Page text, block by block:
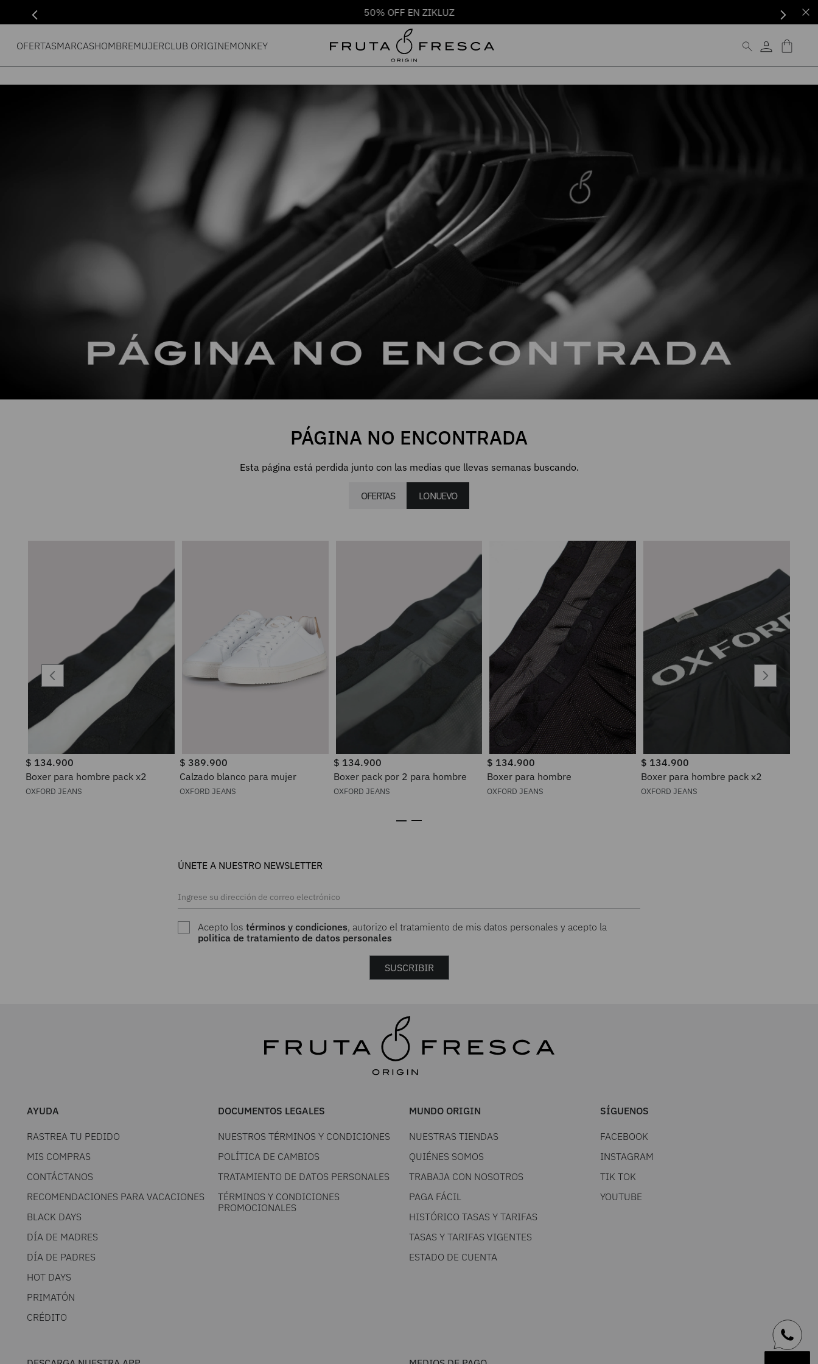
50% OFF EN ZIKLUZ
OFERTASMARCASHOMBREMUJERCLUB ORIGINEMONKEY
PÁGINA NO ENCONTRADA
Esta página está perdida junto con las medias que llevas semanas buscando.
OFERTAS LO NUEVO
$ 134.900
Boxer para hombre pack x2
OXFORD JEANS
$ 389.900
Calzado blanco para mujer
OXFORD JEANS
$ 134.900
Boxer pack por 2 para hombre
OXFORD JEANS
$ 134.900
Boxer para hombre
OXFORD JEANS
$ 134.900
Boxer para hombre pack x2
OXFORD JEANS
ÚNETE A NUESTRO NEWSLETTER
Acepto lostérminos y condiciones, autorizo el tratamiento de mis datos personales y acepto la
politica de tratamiento de datos personales
SUSCRIBIR
AYUDA
RASTREA TU PEDIDO
MIS COMPRAS
CONTÁCTANOS
RECOMENDACIONES PARA VACACIONES
BLACK DAYS
DÍA DE MADRES
DÍA DE PADRES
HOT DAYS
PRIMATÓN
CRÉDITO
DOCUMENTOS LEGALES
NUESTROS TÉRMINOS Y CONDICIONES
POLÍTICA DE CAMBIOS
TRATAMIENTO DE DATOS PERSONALES
TÉRMINOS Y CONDICIONES
PROMOCIONALES
MUNDO ORIGIN
NUESTRAS TIENDAS
QUIÉNES SOMOS
TRABAJA CON NOSOTROS
PAGA FÁCIL
HISTÓRICO TASAS Y TARIFAS
TASAS Y TARIFAS VIGENTES
ESTADO DE CUENTA
SÍGUENOS
FACEBOOK
INSTAGRAM
TIK TOK
YOUTUBE